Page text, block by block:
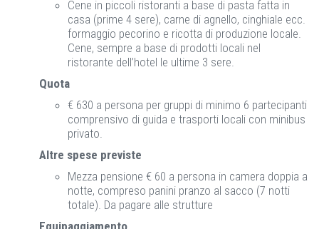
Cene in piccoli ristoranti a base di pasta fatta in
casa (prime 4 sere), carne di agnello, cinghiale ecc.
formaggio pecorino e ricotta di produzione locale.
Cene, sempre a base di prodotti locali nel
ristorante dell’hotel le ultime 3 sere.
Quota
€ 630 a persona per gruppi di minimo 6 partecipanti
comprensivo di guida e trasporti locali con minibus
privato.
Altre spese previste
Mezza pensione € 60 a persona in camera doppia a
notte, compreso panini pranzo al sacco (7 notti
totale). Da pagare alle strutture
Equipaggiamento